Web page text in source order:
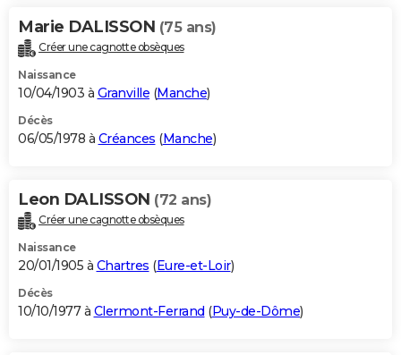
Marie DALISSON (75 ans)
Créer une cagnotte obsèques
Naissance
10/04/1903 à Granville (Manche)
Décès
06/05/1978 à Créances (Manche)
Leon DALISSON (72 ans)
Créer une cagnotte obsèques
Naissance
20/01/1905 à Chartres (Eure-et-Loir)
Décès
10/10/1977 à Clermont-Ferrand (Puy-de-Dôme)